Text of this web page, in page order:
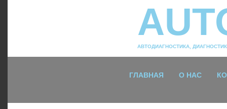
АВТОДИАГНОСТИКА
ГЛАВНАЯ О НАС